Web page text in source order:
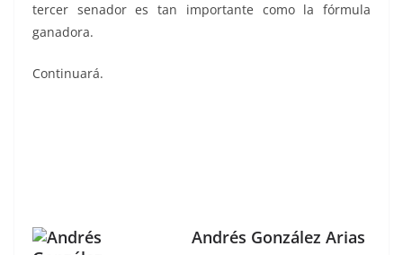
tercer senador es tan importante como la fórmula
ganadora.
Continuará.
Andrés González Arias